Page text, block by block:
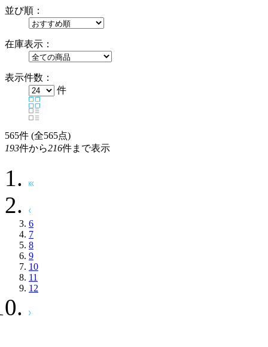
並び順：
在庫表示：
表示件数：
件
565件 (全565点)
193件から216件まで表示
6
7
8
9
10
11
12